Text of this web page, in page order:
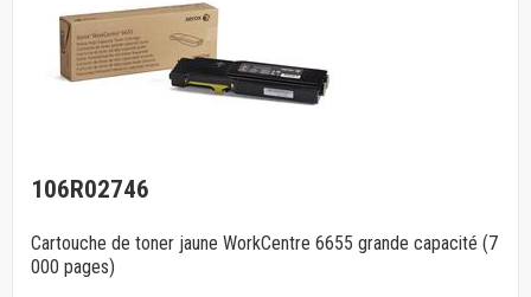
106R02746
Cartouche de toner jaune WorkCentre 6655 grande capacité (7
000 pages)